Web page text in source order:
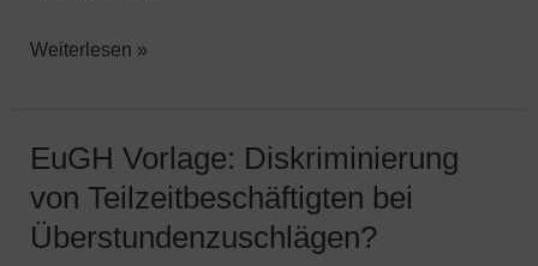
Weiterlesen »
EuGH Vorlage: Diskriminierung
von Teilzeitbeschäftigten bei
Überstundenzuschlägen?
EuGH
Vorlage:
Diskriminierung
von